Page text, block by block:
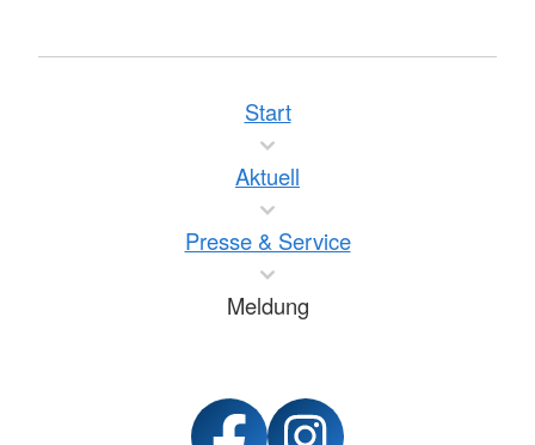
Start
Aktuell
Presse & Service
Meldung